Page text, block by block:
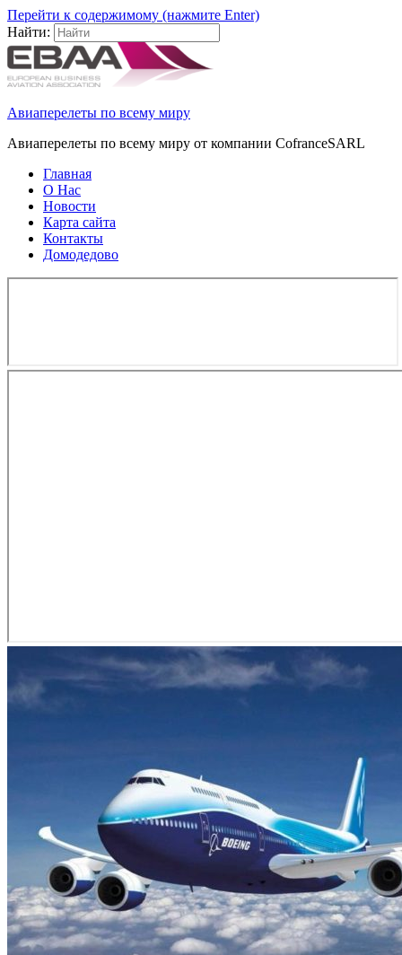
Перейти к содержимому (нажмите Enter)
Найти:
Авиаперелеты по всему миру
Авиаперелеты по всему миру от компании CofranceSARL
Главная
О Нас
Новости
Карта сайта
Контакты
Домодедово